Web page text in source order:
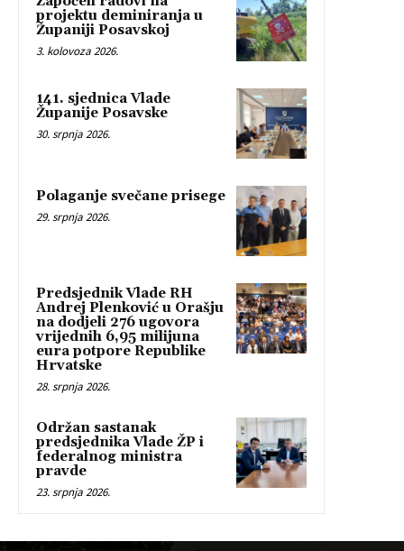
projektu deminiranja u
Županiji Posavskoj
3. kolovoza 2026.
141. sjednica Vlade
Županije Posavske
30. srpnja 2026.
Polaganje svečane prisege
29. srpnja 2026.
Predsjednik Vlade RH
Andrej Plenković u Orašju
na dodjeli 276 ugovora
vrijednih 6,95 milijuna
eura potpore Republike
Hrvatske
28. srpnja 2026.
Održan sastanak
predsjednika Vlade ŽP i
federalnog ministra
pravde
23. srpnja 2026.